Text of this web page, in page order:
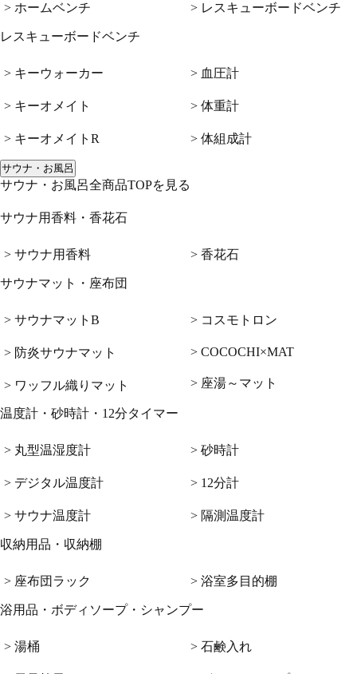
> ホームベンチ > レスキューボードベンチ
レスキューボードベンチ
> キーウォーカー
> キーオメイト
> キーオメイトR
> 血圧計
> 体重計
> 体組成計
サウナ・お風呂
サウナ・お風呂全商品TOPを見る
サウナ用香料・香花石
> サウナ用香料 > 香花石
サウナマット・座布団
> サウナマットB
> 防炎サウナマット
> ワッフル織りマット
> コスモトロン
> COCOCHI×MAT
> 座湯～マット
温度計・砂時計・12分タイマー
> 丸型温湿度計
> デジタル温度計
> サウナ温度計
> 砂時計
> 12分計
> 隔測温度計
収納用品・収納棚
> 座布団ラック > 浴室多目的棚
浴用品・ボディソープ・シャンプー
> 湯桶 > 石鹸入れ